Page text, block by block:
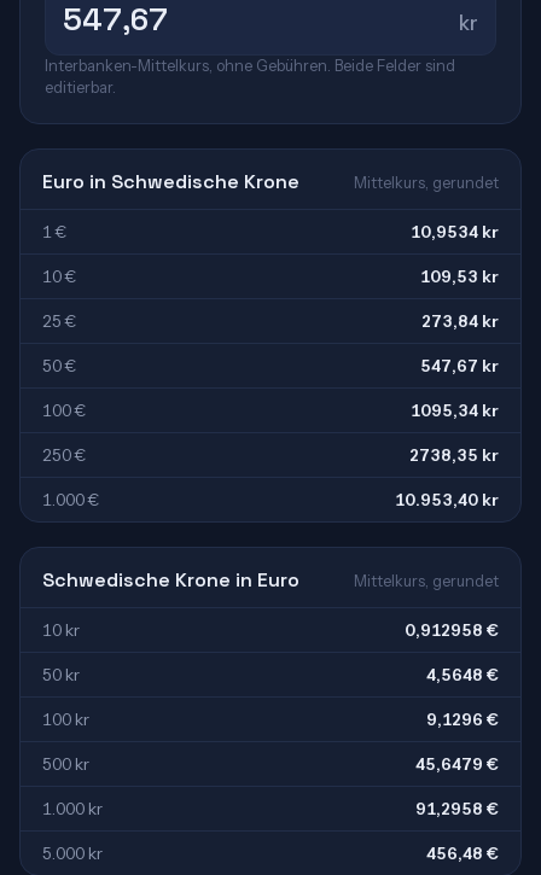
kr
Interbanken-Mittelkurs, ohne Gebühren. Beide Felder sind
editierbar.
Euro in Schwedische Krone Mittelkurs, gerundet
1 € 10,9534 kr
10 € 109,53 kr
25 € 273,84 kr
50 € 547,67 kr
100 € 1095,34 kr
250 € 2738,35 kr
1.000 € 10.953,40 kr
Schwedische Krone in Euro Mittelkurs, gerundet
10 kr 0,912958 €
50 kr 4,5648 €
100 kr 9,1296 €
500 kr 45,6479 €
1.000 kr 91,2958 €
5.000 kr 456,48 €